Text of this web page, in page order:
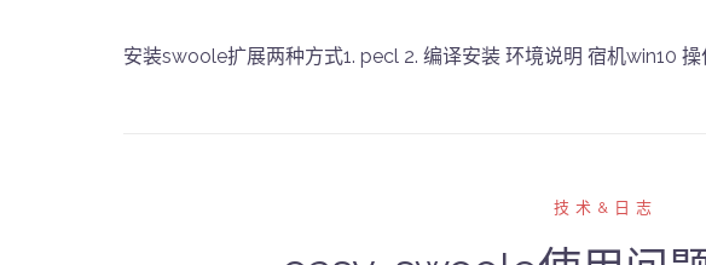
安装swoole扩展两种方式1. pecl 2. 编译安装 环境说明 宿机win10
技术&日志